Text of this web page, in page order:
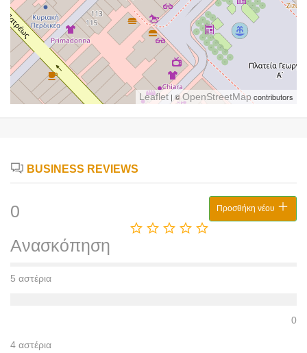
Leaflet | ©OpenStreetMap contributors
BUSINESS REVIEWS
0
Ανασκόπηση
Προσθήκη νέου
5 αστέρια
0
4 αστέρια